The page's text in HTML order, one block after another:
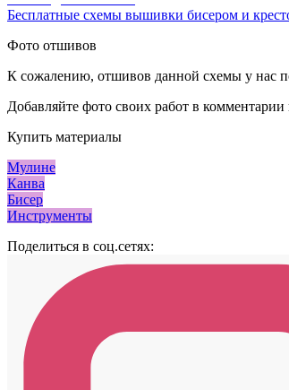
Бесплатные схемы вышивки бисером и
Фото отшивов
К сожалению, отшивов данной схемы у нас
Добавляйте фото своих работ в
Купить материалы
Мулине
Канва
Бисер
Инструменты
Поделиться в соц.сетях: